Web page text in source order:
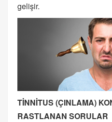
gelişir.
TİNNİTUS (ÇINLAMA)
RASTLANAN SORULAR